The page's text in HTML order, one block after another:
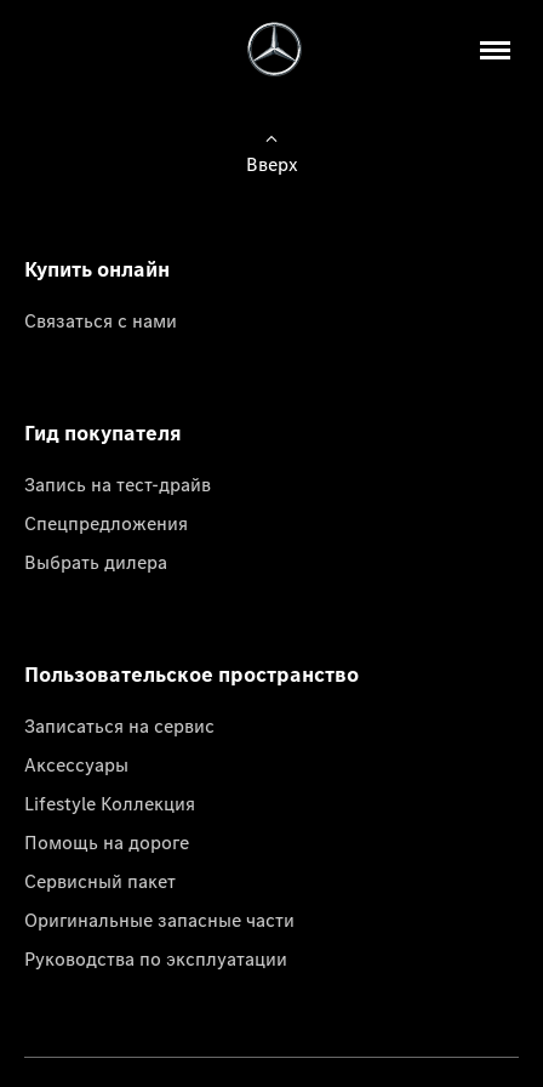
Вверх
Купить онлайн
Связаться с нами
Гид покупателя
Запись на тест-драйв
Спецпредложения
Выбрать дилера
Пользовательское пространство
Записаться на сервис
Аксессуары
Lifestyle Коллекция
Помощь на дороге
Сервисный пакет
Оригинальные запасные части
Руководства по эксплуатации